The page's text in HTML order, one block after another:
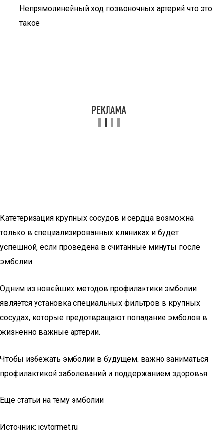
Непрямолинейный ход позвоночных артерий что это
такое
Катетеризация крупных сосудов и сердца возможна
только в специализированных клиниках и будет
успешной, если проведена в считанные минуты после
эмболии.
Одним из новейших методов профилактики эмболии
является установка специальных фильтров в крупных
сосудах, которые предотвращают попадание эмболов в
жизненно важные артерии.
Чтобы избежать эмболии в будущем, важно заниматься
профилактикой заболеваний и поддержанием здоровья.
Еще статьи на тему эмболии
Источник: icvtormet.ru